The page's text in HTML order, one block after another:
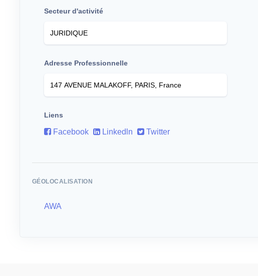
Secteur d'activité
Adresse Professionnelle
Liens
Facebook Linkedln Twitter
GÉOLOCALISATION
AWA